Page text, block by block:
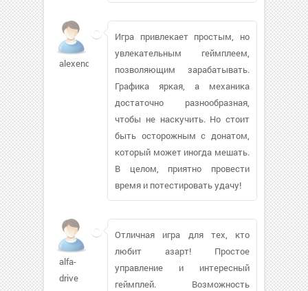
alexendre
Игра привлекает простым, но
увлекательным геймплеем,
позволяющим зарабатывать.
Графика яркая, а механика
достаточно разнообразная,
чтобы не наскучить. Но стоит
быть осторожным с донатом,
который может иногда мешать.
В целом, приятно провести
время и потестировать удачу!
alfa-
drive
Отличная игра для тех, кто
любит азарт! Простое
управление и интересный
геймплей. Возможность